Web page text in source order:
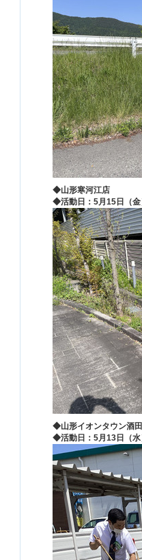
◆山形寒河江店
◆活動日：5月15 日（金
◆山形イオンタウン酒
◆活動日：5月13日（水